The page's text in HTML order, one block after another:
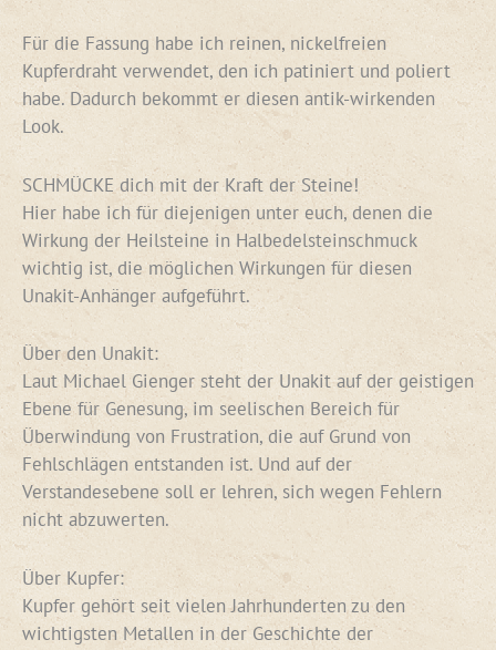
Für die Fassung habe ich reinen, nickelfreien
Kupferdraht verwendet, den ich patiniert und poliert
habe. Dadurch bekommt er diesen antik-wirkenden
Look.
SCHMÜCKE dich mit der Kraft der Steine!
Hier habe ich für diejenigen unter euch, denen die
Wirkung der Heilsteine in Halbedelsteinschmuck
wichtig ist, die möglichen Wirkungen für diesen
Unakit-Anhänger aufgeführt.
Über den Unakit:
Laut Michael Gienger steht der Unakit auf der geistigen
Ebene für Genesung, im seelischen Bereich für
Überwindung von Frustration, die auf Grund von
Fehlschlägen entstanden ist. Und auf der
Verstandesebene soll er lehren, sich wegen Fehlern
nicht abzuwerten.
Über Kupfer:
Kupfer gehört seit vielen Jahrhunderten zu den
wichtigsten Metallen in der Geschichte der